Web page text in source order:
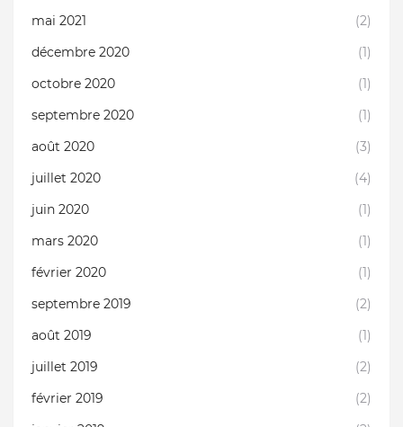
mai 2021
(2)
décembre 2020
(1)
octobre 2020
(1)
septembre 2020
(1)
août 2020
(3)
juillet 2020
(4)
juin 2020
(1)
mars 2020
(1)
février 2020
(1)
septembre 2019
(2)
août 2019
(1)
juillet 2019
(2)
février 2019
(2)